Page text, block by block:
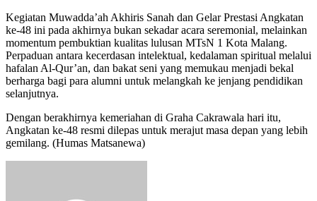
Kegiatan Muwadda’ah Akhiris Sanah dan Gelar Prestasi Angkatan
ke-48 ini pada akhirnya bukan sekadar acara seremonial, melainkan
momentum pembuktian kualitas lulusan MTsN 1 Kota Malang.
Perpaduan antara kecerdasan intelektual, kedalaman spiritual melalui
hafalan Al-Qur’an, dan bakat seni yang memukau menjadi bekal
berharga bagi para alumni untuk melangkah ke jenjang pendidikan
selanjutnya.
Dengan berakhirnya kemeriahan di Graha Cakrawala hari itu,
Angkatan ke-48 resmi dilepas untuk merajut masa depan yang lebih
gemilang. (Humas Matsanewa)